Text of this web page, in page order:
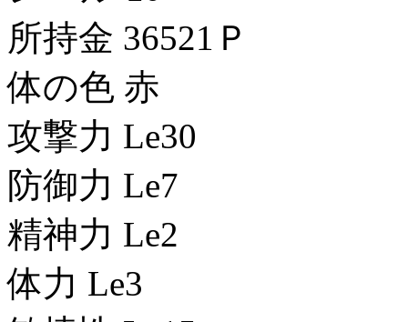
所持金 36521Ｐ
体の色 赤
攻撃力 Le30
防御力 Le7
精神力 Le2
体力 Le3